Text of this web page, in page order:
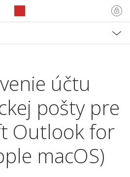
účtu
pošty pre
Outlook for
macOS)